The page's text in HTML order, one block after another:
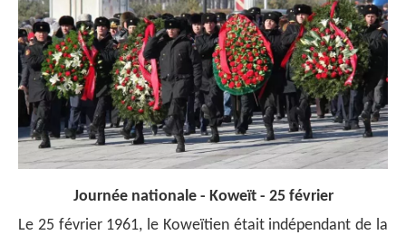
Journée nationale - Koweït - 25 février
Le 25 février 1961, le Koweïtien était indépendant de la